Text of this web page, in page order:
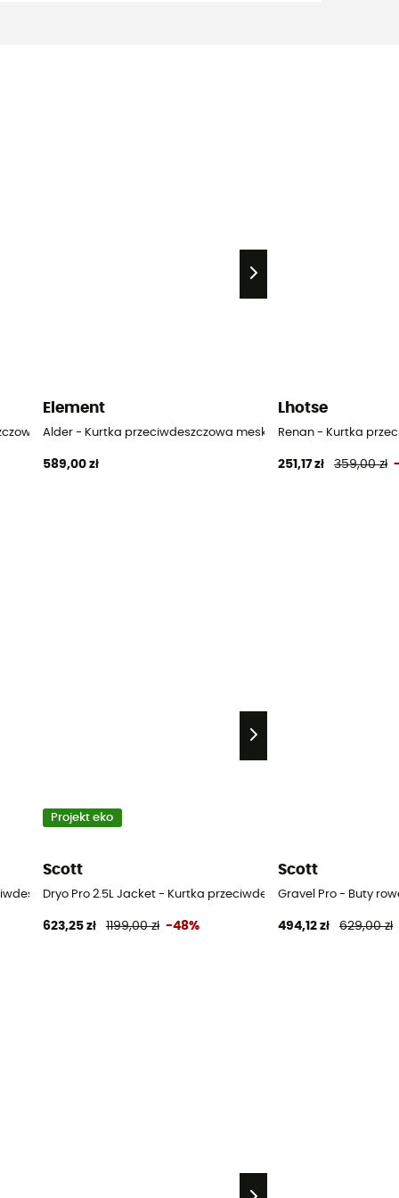
meska
Element
Alder - Kurtka przeciwdeszczowa meska
589,00 zł
Lhotse
Renan - Kurtka
251,17 zł 359,00 zł
meska
Projekt eko
Scott
Dryo Pro 2.5L Jacket - Kurtka przeciwdeszczowa meska
623,25 zł 1199,00 zł -48%
Scott
Gravel Pro - Buty
494,12 zł 629,00 zł